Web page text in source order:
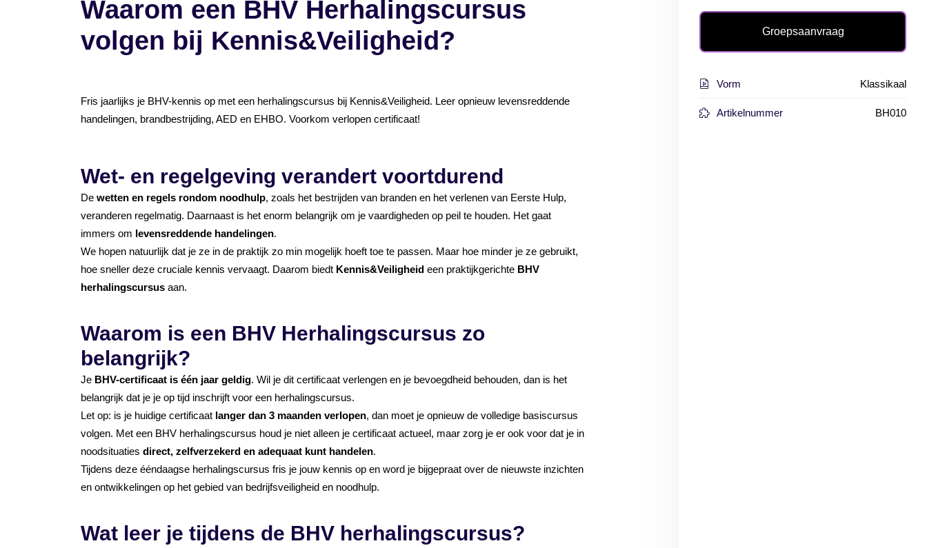
Groepsaanvraag
Vorm Klassikaal
Artikelnummer BH010
Waarom een BHV Herhalingscursus
volgen bij Kennis&Veiligheid?
Fris jaarlijks je BHV-kennis op met een herhalingscursus bij Kennis&Veiligheid. Leer opnieuw levensreddende
handelingen, brandbestrijding, AED en EHBO. Voorkom verlopen certificaat!
Wet- en regelgeving verandert voortdurend
De wetten en regels rondom noodhulp, zoals het bestrijden van branden en het verlenen van Eerste Hulp,
veranderen regelmatig. Daarnaast is het enorm belangrijk om je vaardigheden op peil te houden. Het gaat
immers om levensreddende handelingen.
We hopen natuurlijk dat je ze in de praktijk zo min mogelijk hoeft toe te passen. Maar hoe minder je ze gebruikt,
hoe sneller deze cruciale kennis vervaagt. Daarom biedt Kennis&Veiligheid een praktijkgerichte BHV
herhalingscursus aan.
Waarom is een BHV Herhalingscursus zo
belangrijk?
Je BHV-certificaat is één jaar geldig. Wil je dit certificaat verlengen en je bevoegdheid behouden, dan is het
belangrijk dat je je op tijd inschrijft voor een herhalingscursus.
Let op: is je huidige certificaat langer dan 3 maanden verlopen, dan moet je opnieuw de volledige basiscursus
volgen. Met een BHV herhalingscursus houd je niet alleen je certificaat actueel, maar zorg je er ook voor dat je in
noodsituaties direct, zelfverzekerd en adequaat kunt handelen.
Tijdens deze ééndaagse herhalingscursus fris je jouw kennis op en word je bijgepraat over de nieuwste inzichten
en ontwikkelingen op het gebied van bedrijfsveiligheid en noodhulp.
Wat leer je tijdens de BHV herhalingscursus?